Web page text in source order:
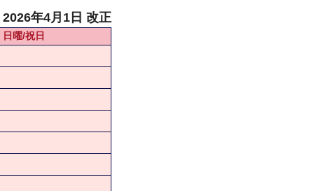
2026年4月1日 改正
日曜/祝日